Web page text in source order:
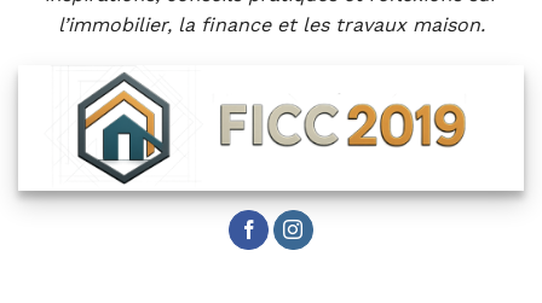
l’immobilier, la finance et les travaux maison.